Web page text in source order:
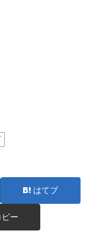
はてブ
ピー